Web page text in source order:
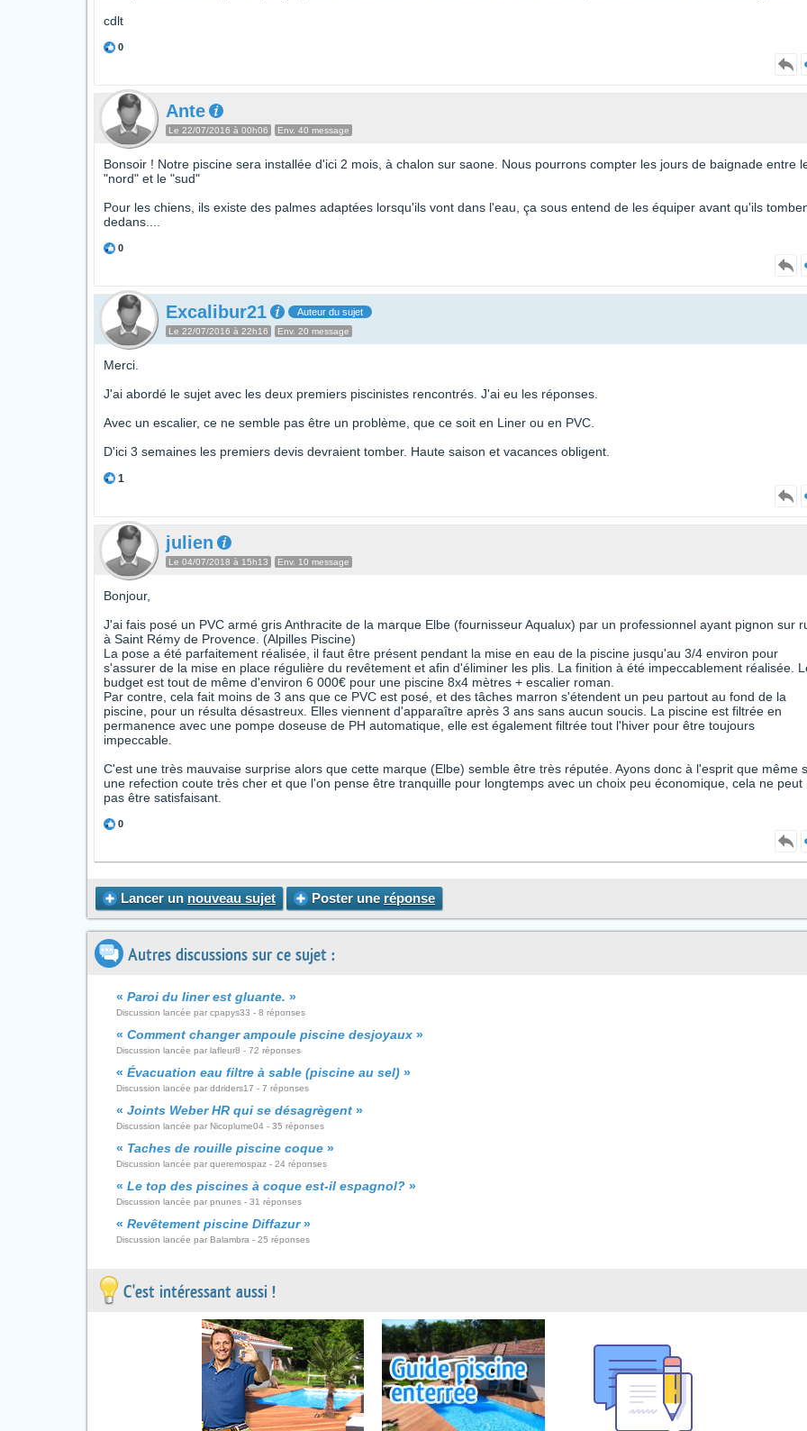
cdlt
0
Ante
Le 22/07/2016 à 00h06 Env. 40 message
Bonsoir ! Notre piscine sera installée d'ici 2 mois, à chalon sur saone. Nous pourrons compter les jours de baignade entre
"nord" et le "sud"
Pour les chiens, ils existe des palmes adaptées lorsqu'ils vont dans l'eau, ça sous entend de les équiper avant qu'ils
dedans....
0
Excalibur21 Auteur du sujet
Le 22/07/2016 à 22h16 Env. 20 message
Merci.
J'ai abordé le sujet avec les deux premiers piscinistes rencontrés. J'ai eu les réponses.
Avec un escalier, ce ne semble pas être un problème, que ce soit en Liner ou en PVC.
D'ici 3 semaines les premiers devis devraient tomber. Haute saison et vacances obligent.
1
julien
Le 04/07/2018 à 15h13 Env. 10 message
Bonjour,
J'ai fais posé un PVC armé gris Anthracite de la marque Elbe (fournisseur Aqualux) par un professionnel ayant pignon sur
à Saint Rémy de Provence. (Alpilles Piscine)
La pose a été parfaitement réalisée, il faut être présent pendant la mise en eau de la piscine jusqu'au 3/4 environ pour
s'assurer de la mise en place régulière du revêtement et afin d'éliminer les plis. La finition à été impeccablement réalisée.
budget est tout de même d'environ 6 000€ pour une piscine 8x4 mètres + escalier roman.
Par contre, cela fait moins de 3 ans que ce PVC est posé, et des tâches marron s'étendent un peu partout au fond de la
piscine, pour un résulta désastreux. Elles viennent d'apparaître après 3 ans sans aucun soucis. La piscine est filtrée en
permanence avec une pompe doseuse de PH automatique, elle est également filtrée tout l'hiver pour être toujours
impeccable.
C'est une très mauvaise surprise alors que cette marque (Elbe) semble être très réputée. Ayons donc à l'esprit que même
une refection coute très cher et que l'on pense être tranquille pour longtemps avec un choix peu économique, cela ne peut
pas être satisfaisant.
0
Lancer un nouveau sujet Poster une réponse
Autres discussions sur ce sujet :
« Paroi du liner est gluante. »
Discussion lancée par cpapys33 - 8 réponses
« Comment changer ampoule piscine desjoyaux »
Discussion lancée par lafleur8 - 72 réponses
« Évacuation eau filtre à sable (piscine au sel) »
Discussion lancée par ddriders17 - 7 réponses
« Joints Weber HR qui se désagrègent »
Discussion lancée par Nicoplume04 - 35 réponses
« Taches de rouille piscine coque »
Discussion lancée par queremospaz - 24 réponses
« Le top des piscines à coque est-il espagnol? »
Discussion lancée par pnunes - 31 réponses
« Revêtement piscine Diffazur»
Discussion lancée par Balambra - 25 réponses
C'est intéressant aussi !